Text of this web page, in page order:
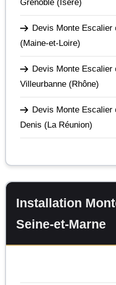
Grenoble (Isère)
Devis Monte Escalier
(Maine-et-Loire)
Devis Monte Escalier
Villeurbanne (Rhône)
Devis Monte Escalier
Denis (La Réunion)
Installation
Seine-et-Marne